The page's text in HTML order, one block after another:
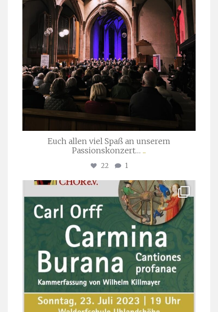
Euch allen viel Spaß an unserem
Passionskonzert… ...
22 1
stuttgarter_oratorienchor
Juli 22